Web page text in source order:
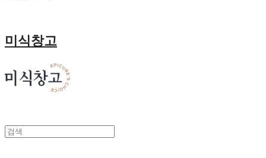
미식창고